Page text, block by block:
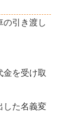
の引き渡し
金を受け取
した名義変